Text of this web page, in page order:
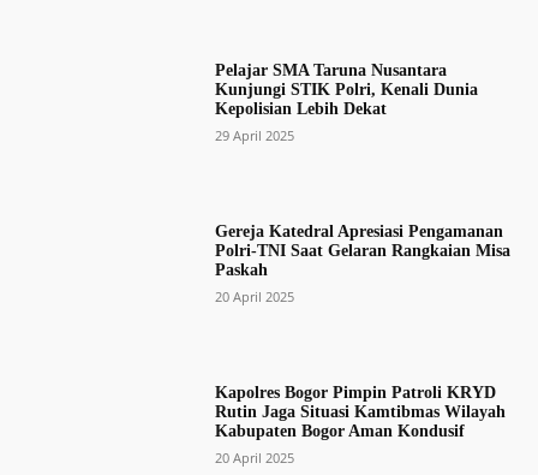
Pelajar SMA Taruna Nusantara
Kunjungi STIK Polri, Kenali Dunia
Kepolisian Lebih Dekat
29 April 2025
Gereja Katedral Apresiasi Pengamanan
Polri-TNI Saat Gelaran Rangkaian Misa
Paskah
20 April 2025
Kapolres Bogor Pimpin Patroli KRYD
Rutin Jaga Situasi Kamtibmas Wilayah
Kabupaten Bogor Aman Kondusif
20 April 2025